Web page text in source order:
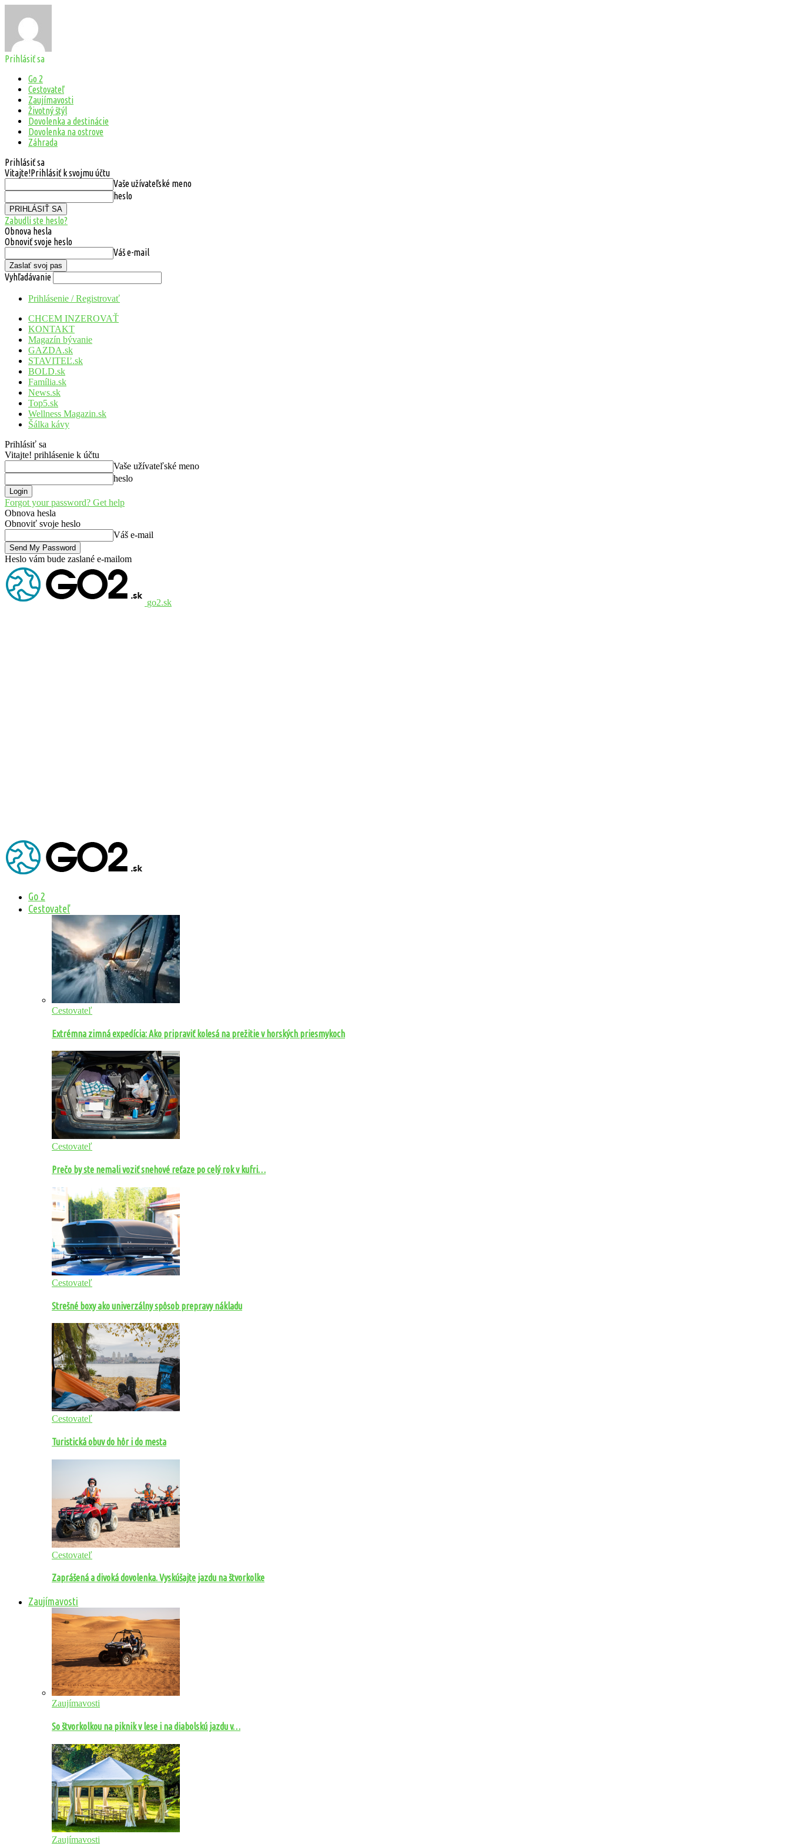
Prihlásiť sa
Go 2
Cestovateľ
Zaujímavosti
Životný štýl
Dovolenka a destinácie
Dovolenka na ostrove
Záhrada
Prihlásiť sa
Vitajte!Prihlásiť k svojmu účtu
Vaše užívateľské meno
heslo
Zabudli ste heslo?
Obnova hesla
Obnoviť svoje heslo
Váš e-mail
Vyhľadávanie
Prihlásenie / Registrovať
CHCEM INZEROVAŤ
KONTAKT
Magazín bývanie
GAZDA.sk
STAVITEĽ.sk
BOLD.sk
Família.sk
News.sk
Top5.sk
Wellness Magazin.sk
Šálka kávy
Prihlásiť sa
Vitajte! prihlásenie k účtu
Vaše užívateľské meno
heslo
Forgot your password? Get help
Obnova hesla
Obnoviť svoje heslo
Váš e-mail
Heslo vám bude zaslané e-mailom
go2.sk
Go 2
Cestovateľ
Cestovateľ
Extrémna zimná expedícia: Ako pripraviť kolesá na prežitie v horských priesmykoch
Cestovateľ
Prečo by ste nemali voziť snehové reťaze po celý rok v kufri…
Cestovateľ
Strešné boxy ako univerzálny spôsob prepravy nákladu
Cestovateľ
Turistická obuv do hôr i do mesta
Cestovateľ
Zaprášená a divoká dovolenka. Vyskúšajte jazdu na štvorkolke
Zaujímavosti
Zaujímavosti
So štvorkolkou na piknik v lese i na diabolskú jazdu v…
Zaujímavosti